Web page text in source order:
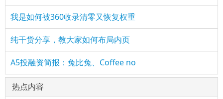
我是如何被360收录清零又恢复权重
纯干货分享，教大家如何布局内页
A5投融资简报：兔比兔、Coffee no
热点内容